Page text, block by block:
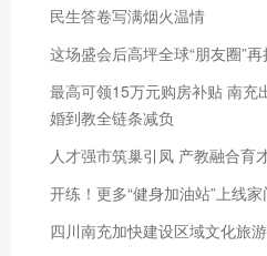
民生答卷写满烟火温情
这场盛会后高坪全球“朋友圈”再
最高可领15万元购房补贴 南充
婚到教全链条减负
人才强市筑巢引凤 产教融合育
开练！更多“健身加油站”上线家
四川南充加快建设区域文化旅